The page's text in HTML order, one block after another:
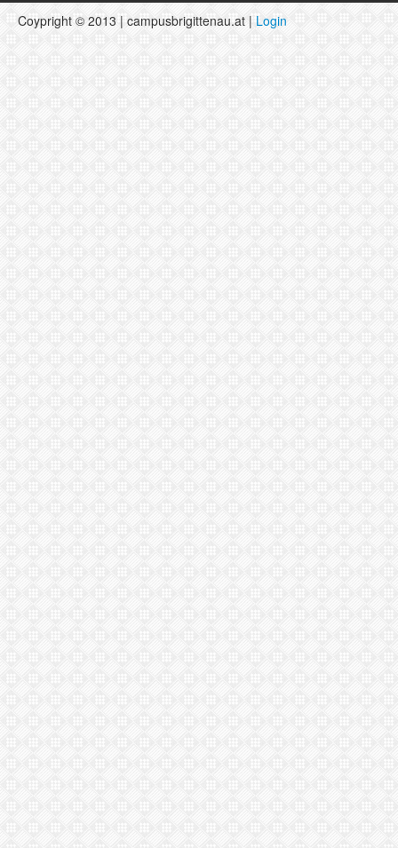
Coypright © 2013 | campusbrigittenau.at | Login